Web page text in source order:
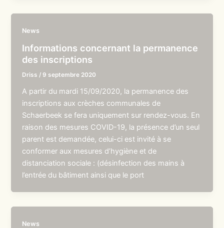
News
Informations concernant la permanence
des inscriptions
Driss / 9 septembre 2020
A partir du mardi 15/09/2020, la permanence des
inscriptions aux crèches communales de
Schaerbeek se fera uniquement sur rendez-vous. En
raison des mesures COVID-19, la présence d’un seul
parent est demandée, celui-ci est invité à se
conformer aux mesures d’hygiène et de
distanciation sociale : (désinfection des mains à
l’entrée du bâtiment ainsi que le port
News